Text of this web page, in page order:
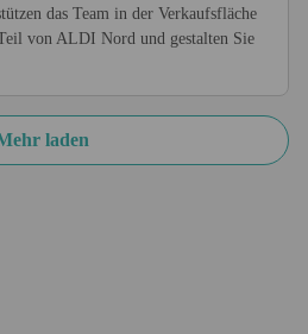
das Team in der Verkaufsfläche
von ALDI Nord und gestalten Sie
laden